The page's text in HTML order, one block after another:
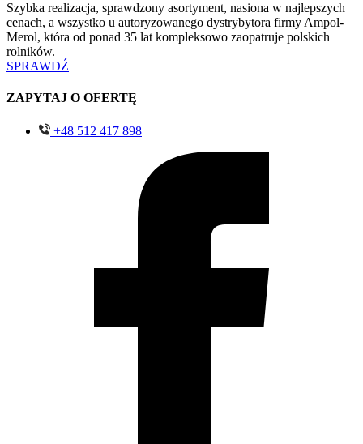
Szybka realizacja, sprawdzony asortyment, nasiona w najlepszych
cenach, a wszystko u autoryzowanego dystrybytora firmy Ampol-
Merol, która od ponad 35 lat kompleksowo zaopatruje polskich
rolników.
SPRAWDŹ
ZAPYTAJ O OFERTĘ
+48 512 417 898